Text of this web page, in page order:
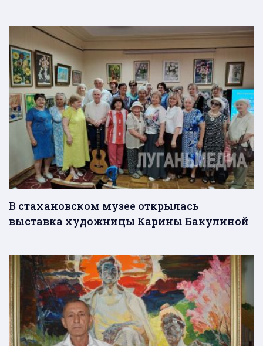
В стахановском музее открылась
выставка художницы Карины Бакулиной